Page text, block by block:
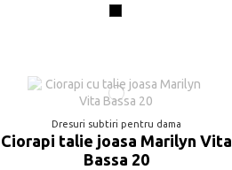
Negru
Dresuri subtiri pentru dama
Ciorapi talie joasa Marilyn Vita
Bassa 20